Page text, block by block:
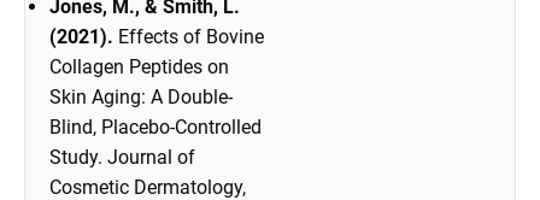
Jones, M., & Smith, L.
(2021). Effects of Bovine
Collagen Peptides on
Skin Aging: A Double-
Blind, Placebo-Controlled
Study. Journal of
Cosmetic Dermatology,